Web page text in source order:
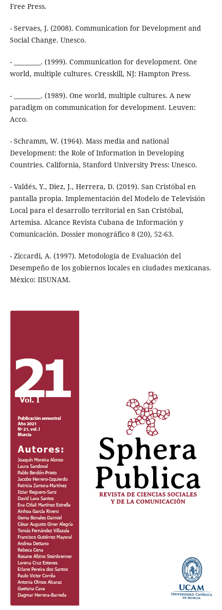
Free Press.
- Servaes, J. (2008). Communication for Development and
Social Change. Unesco.
- _________. (1999). Communication for development. One
world, multiple cultures. Cresskill, NJ: Hampton Press.
- _________. (1989). One world, multiple cultures. A new
paradigm on communication for development. Leuven:
Acco.
- Schramm, W. (1964). Mass media and national
Development: the Role of Information in Developing
Countries. California, Stanford University Press: Unesco.
- Valdés, Y., Diez, J., Herrera, D. (2019). San Cristóbal en
pantalla propia. Implementación del Modelo de Televisión
Local para el desarrollo territorial en San Cristóbal,
Artemisa. Alcance Revista Cubana de Información y
Comunicación. Dossier monográfico 8 (20), 52-63.
- Ziccardi, A. (1997). Metodología de Evaluación del
Desempeño de los gobiernos locales en ciudades mexicanas.
México: IISUNAM.